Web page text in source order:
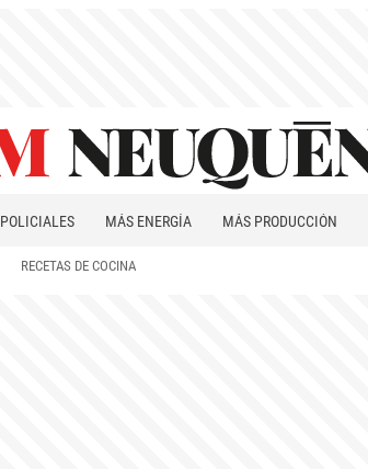
POLICIALES MÁS ENERGÍA MÁS PRODUCCIÓN
RECETAS DE COCINA